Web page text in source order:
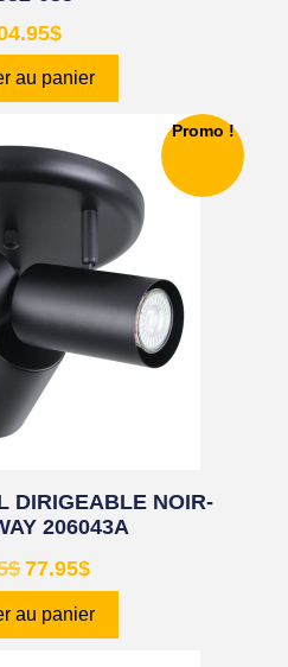
$
au panier
Promo !
DIRIGEABLE NOIR-
206043A
$ 77.95$
au panier